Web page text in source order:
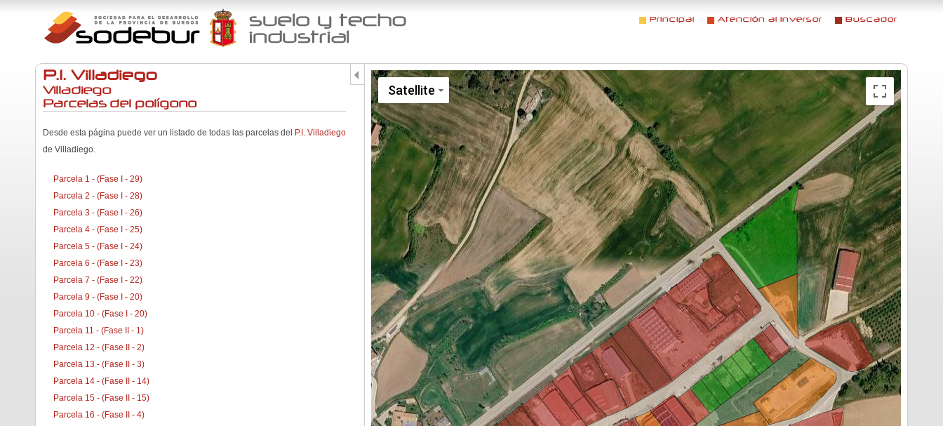
Principal Atención al inversor Buscador
P.I. Villadiego
Villadiego
Parcelas del polígono
Desde esta página puede ver un listado de todas las parcelas del
P.I. Villadiego
de Villadiego.
Parcela 1 - (Fase I - 29)
Parcela 2 - (Fase I - 28)
Parcela 3 - (Fase I - 26)
Parcela 4 - (Fase I - 25)
Parcela 5 - (Fase I - 24)
Parcela 6 - (Fase I - 23)
Parcela 7 - (Fase I - 22)
Parcela 9 - (Fase I - 20)
Parcela 10 - (Fase I - 20)
Parcela 11 - (Fase II - 1)
Parcela 12 - (Fase II - 2)
Parcela 13 - (Fase II - 3)
Parcela 14 - (Fase II - 14)
Parcela 15 - (Fase II - 15)
Parcela 16 - (Fase II - 4)
Satellite